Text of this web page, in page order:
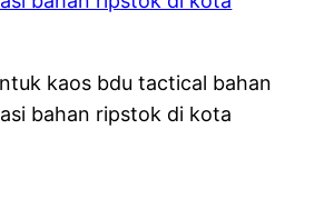
kaos bdu tactical bahan
bahan ripstok di kota